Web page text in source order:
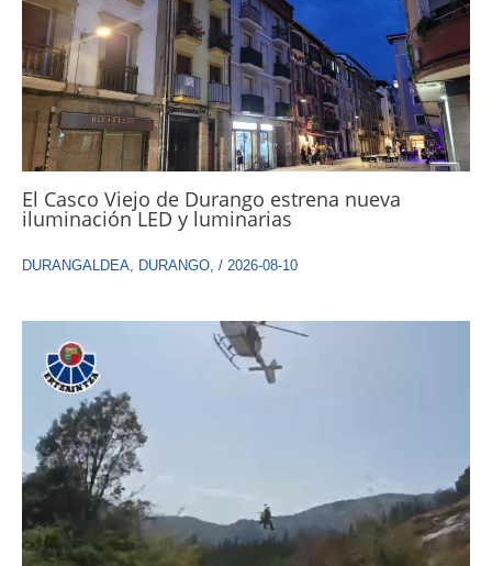
El Casco Viejo de Durango estrena nueva
iluminación LED y luminarias
DURANGALDEA DURANGO / 2026-08-10